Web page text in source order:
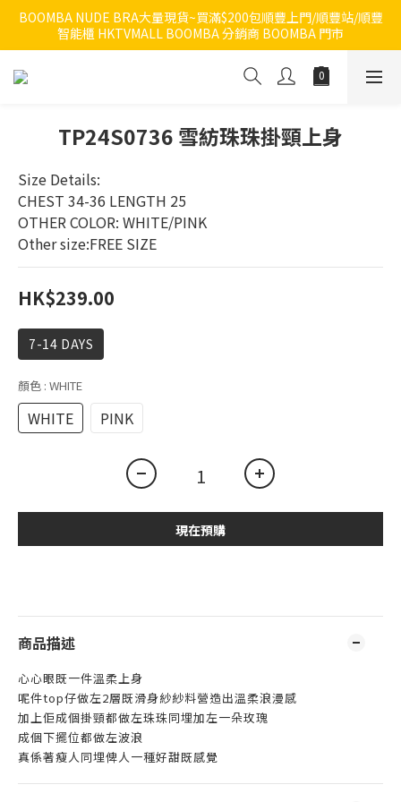
BOOMBA NUDE BRA大量現貨~買滿$200包順豐上門/順豐站/順豐
智能櫃 HKTVMALL BOOMBA 分銷商 BOOMBA 門市
TP24S0736 雪紡珠珠掛頸上身
Size Details:
CHEST 34-36 LENGTH 25
OTHER COLOR: WHITE/PINK
Other size:FREE SIZE
HK$239.00
7-14 DAYS
顏色 : WHITE
WHITE PINK
現在預購
商品描述
心心眼既一件溫柔上身
呢件top仔做左2層既滑身紗紗料營造出溫柔浪漫感
加上佢成個掛頸都做左珠珠同埋加左一朵玫瑰
成個下擺位都做左波浪
真係著瘦人同埋俾人一種好甜既感覺